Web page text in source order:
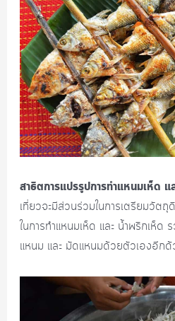
สาธิตการแปรรูปการทำแหนมเห็ด แ
เที่ยวจะมีส่วนร่วมในการเตรียมวัต
ในการทำแหนมเห็ด และ น้ำพริกเห็ด
แหนม และ มัดแหนมด้วยตัวเองอีกด้